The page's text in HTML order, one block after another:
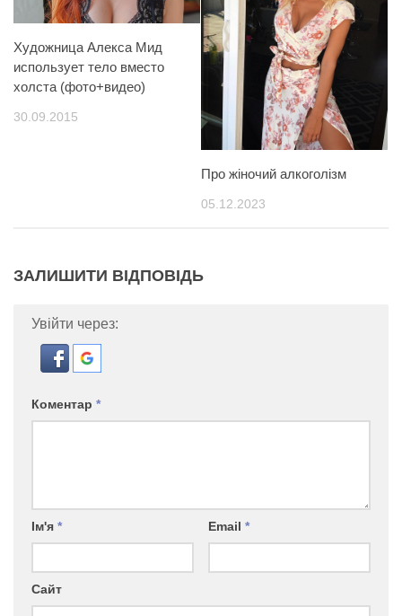
Художница Алекса Мид
использует тело вместо
холста (фото+видео)
30.09.2015
Про жіночий алкоголізм
05.12.2023
ЗАЛИШИТИ ВІДПОВІДЬ
Увійти через:
Коментар *
Ім'я * Email *
Сайт